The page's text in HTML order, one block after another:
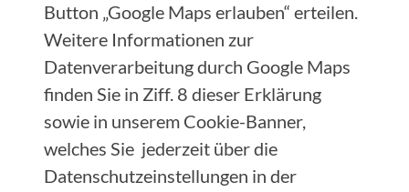
Button „Google Maps erlauben“ erteilen.
Weitere Informationen zur
Datenverarbeitung durch Google Maps
finden Sie in Ziff. 8 dieser Erklärung
sowie in unserem Cookie-Banner,
welches Sie jederzeit über die
Datenschutzeinstellungen in der